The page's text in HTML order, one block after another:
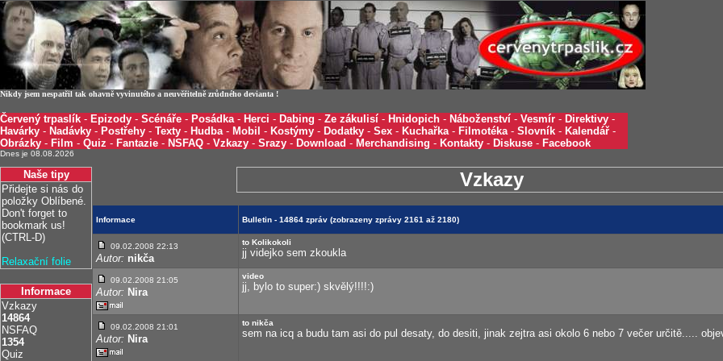
Nikdy jsem nespatřil tak ohavně vyvinutého a neuvěřitelně zrůdného devianta !
Červený trpaslík - Epizody - Scénáře - Posádka- Herci - Dabing - Ze zákulisí - Hnidopich - Náboženství - Vesmír - Direktivy -
Havárky - Nadávky - Postřehy - Texty - Hudba- Mobil - Kostýmy - Dodatky - Sex - Kuchařka- Filmotéka- Slovník - Kalendář -
Obrázky - Film - Quiz - Fantazie - NSFAQ - Vzkazy - Srazy - Download - Merchandising - Kontakty - Diskuse - Facebook
Dnes je 08.08.2026
Naše tipy
Přidejte si nás do
položky Oblíbené.
Don't forget to
bookmark us!
(CTRL-D)
Relaxační folie
Informace
Vzkazy
14864
NSFAQ
1354
Quiz
Vzkazy
Informace Bulletin - 14864 zpráv (zobrazeny zprávy 2161 až 2180)
09.02.2008 22:13
Autor: nikča
to Kolikokoli
jj videjko sem zkoukla
09.02.2008 21:05
Autor: Nira
video
jj, bylo to super:) skvělý!!!!:)
09.02.2008 21:01
Autor: Nira
to nikča
sem na icq a budu tam asi do pul desaty, do desiti, jinak zejtra asi okolo 6 nebo 7 večer určitě.....